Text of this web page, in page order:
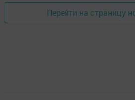
Перейти на страницу